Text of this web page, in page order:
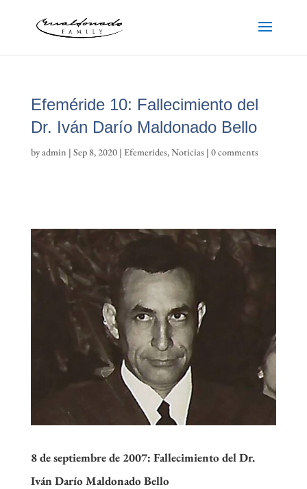
Efeméride 10: Fallecimiento del
Dr. Iván Darío Maldonado Bello
byadmin | Sep 8, 2020| Efemerides,Noticias| 0 comments
8 de septiembre de 2007: Fallecimiento del Dr.
Iván Darío Maldonado Bello